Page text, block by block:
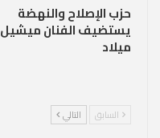
حزب الإصلاح والنهضة
يستضيف الفنان ميشيل
ميلاد
السابق التالي